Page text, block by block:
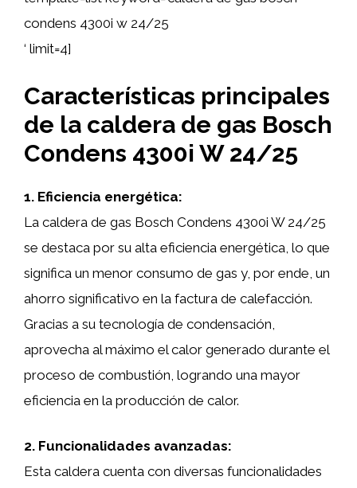
condens 4300i w 24/25
‘ limit=4]
Características principales
de la caldera de gas Bosch
Condens 4300i W 24/25
1. Eficiencia energética:
La caldera de gas Bosch Condens 4300i W 24/25
se destaca por su alta eficiencia energética, lo que
significa un menor consumo de gas y, por ende, un
ahorro significativo en la factura de calefacción.
Gracias a su tecnología de condensación,
aprovecha al máximo el calor generado durante el
proceso de combustión, logrando una mayor
eficiencia en la producción de calor.
2. Funcionalidades avanzadas:
Esta caldera cuenta con diversas funcionalidades